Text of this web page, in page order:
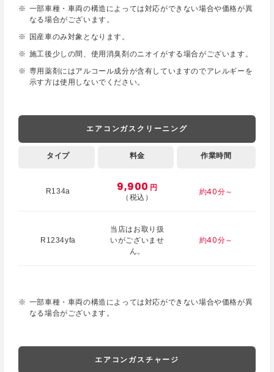
一部車種・車両の構造によっては対応ができない場合や価格が異
なる場合がございます。
国産車のみ対象となります。
施工後少しの間、使用消臭剤のニオイがする場合がございます。
専用薬剤にはアルコール成分が含有していますのでアレルギーを
示す方は使用しないでください。
エアコンガスクリーニング
タイプ 料金 作業時間
R134a 9,900 円
（税込）
約40分～
R1234yfa
当店はお取り扱
いがございませ
ん。
約40分～
一部車種・車両の構造によっては対応ができない場合や価格が異
なる場合がございます。
エアコンガスチャージ